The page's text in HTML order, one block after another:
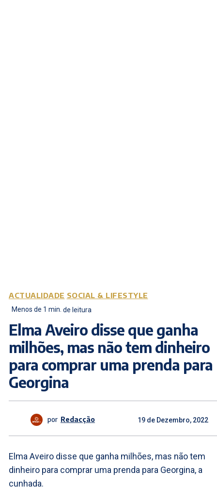
ACTUALIDADE SOCIAL & LIFESTYLE
Menos de 1 min. de leitura
Elma Aveiro disse que ganha
milhões, mas não tem dinheiro
para comprar uma prenda para
Georgina
por Redacção 19 de Dezembro, 2022
Elma Aveiro disse que ganha milhões, mas não tem
dinheiro para comprar uma prenda para Georgina, a
cunhada.